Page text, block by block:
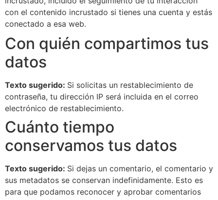
con el contenido incrustado si tienes una cuenta y estás
conectado a esa web.
Con quién compartimos tus
datos
Texto sugerido: Si solicitas un restablecimiento de
contraseña, tu dirección IP será incluida en el correo
electrónico de restablecimiento.
Cuánto tiempo
conservamos tus datos
Texto sugerido: Si dejas un comentario, el comentario y
sus metadatos se conservan indefinidamente. Esto es
para que podamos reconocer y aprobar comentarios